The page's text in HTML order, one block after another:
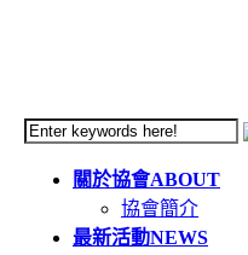
關於協會ABOUT
協會簡介
最新活動NEWS